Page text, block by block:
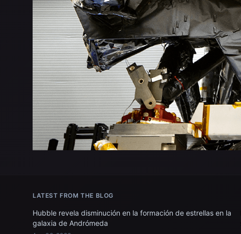
LATEST FROM THE BLOG
Hubble revela disminución en la formación de estrellas en la
galaxia de Andrómeda